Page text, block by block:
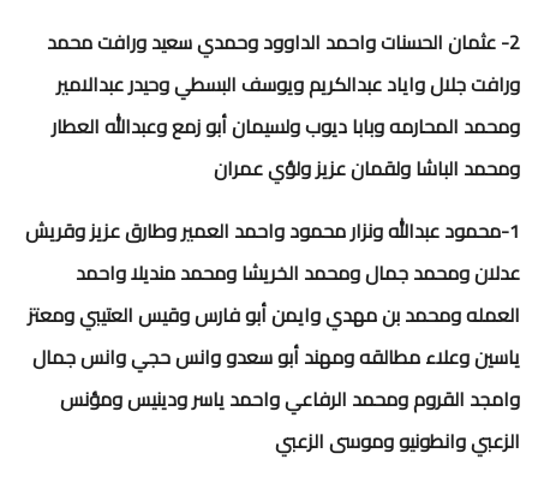
2- عثمان الحسنات واحمد الداوود وحمدي سعيد ورافت محمد
ورافت جلال واياد عبدالكريم ويوسف البسطي وحيدر عبدالامير
ومحمد المحارمه وبابا ديوب ولسيمان أبو زمع وعبدالله العطار
ومحمد الباشا ولقمان عزيز ولؤي عمران
1-محمود عبدالله ونزار محمود واحمد العمير وطارق عزيز وقريش
عدلان ومحمد جمال ومحمد الخريشا ومحمد منديلا واحمد
العمله ومحمد بن مهدي وايمن أبو فارس وقيس العتيبي ومعتز
ياسين وعلاء مطالقه ومهند أبو سعدو وانس حجي وانس جمال
وامجد القروم ومحمد الرفاعي واحمد ياسر ودينيس ومؤنس
الزعبي وانطونيو وموسى الزعبي